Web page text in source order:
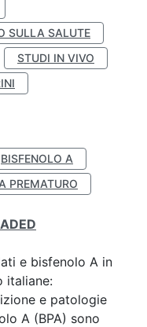
SULLA SALUTE
STUDI IN VIVO
BISFENOLO A
PREMATURO
e bisfenolo A in
italiane:
e patologie
A (BPA) sono